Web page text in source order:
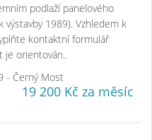
podlaží panelového
1989). Vzhledem k
kontaktní formulář
je orientován..
- Černý Most
19 200 Kč za měsíc